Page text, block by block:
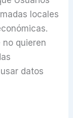
locales
no quieren
datos